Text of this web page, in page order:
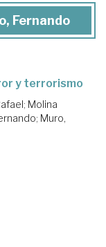
Fernando
y terrorismo
; Molina
; Muro,